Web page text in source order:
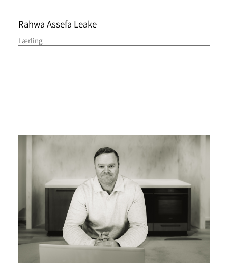
Rahwa Assefa Leake
Lærling